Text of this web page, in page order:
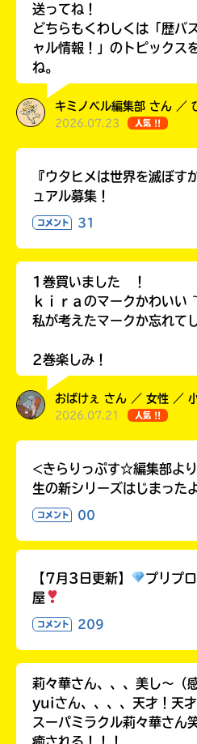
送ってね！
どちらもくわしくは「歴バス
ャル情報！」のトピックス
ね。
キミノベル編集部 さん ／
2026.07.23 人気 !!
『ウタヒメは世界を滅ぼす
ュアル募集！
コメント 31
1巻買いました ！
ｋｉｒａのマークかわいい
私が考えたマークか忘れて
2巻楽しみ！
おばけぇ さん ／ 女性 ／
2026.07.21 人気 !!
<きらりっぷす☆編集部よ
生の新シリーズはじまった
コメント 00
【7月3日更新】 プリプロ
屋
コメント 209
莉々華さん、、、美し〜（
yuiさん、、、、天才！天才
スーパミラクル莉々華さん
癒される！！！